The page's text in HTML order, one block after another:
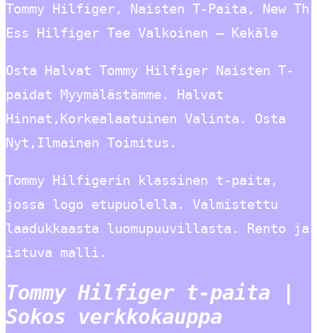
Tommy Hilfiger, Naisten T-Paita, New Th
Ess Hilfiger Tee Valkoinen – Kekäle
Osta Halvat Tommy Hilfiger Naisten T-
paidat Myymälästämme. Halvat
Hinnat,Korkealaatuinen Valinta. Osta
Nyt,Ilmainen Toimitus.
Tommy Hilfigerin klassinen t-paita,
jossa logo etupuolella. Valmistettu
laadukkaasta luomupuuvillasta. Rento ja
istuva malli.
Tommy Hilfiger t-paita |
Sokos verkkokauppa